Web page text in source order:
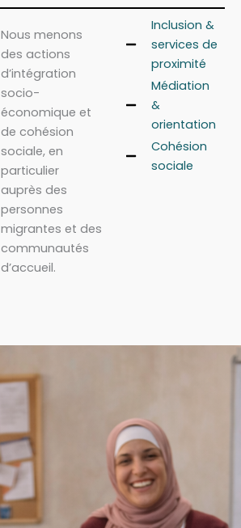
Nous menons
des actions
d’intégration
socio-
économique et
de cohésion
sociale, en
particulier
auprès des
personnes
migrantes et des
communautés
d’accueil.
Inclusion &
services de
proximité
Médiation
&
orientation
Cohésion
sociale